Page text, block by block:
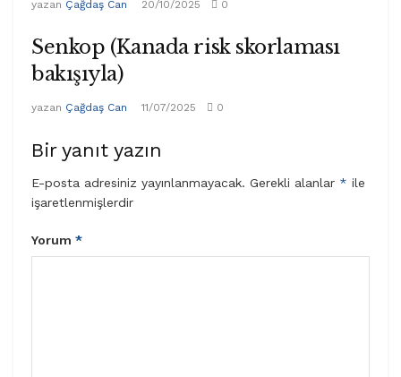
yazan Çağdaş Can 20/10/2025 0
Senkop (Kanada risk skorlaması
bakışıyla)
yazan Çağdaş Can 11/07/2025 0
Bir yanıt yazın
E-posta adresiniz yayınlanmayacak. Gerekli alanlar * ile
işaretlenmişlerdir
Yorum *